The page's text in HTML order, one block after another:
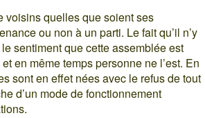
voisins quelles que soient ses
ou non à un parti. Le fait qu’il n’y
sentiment que cette assemblée est
en même temps personne ne l’est. En
sont en effet nées avec le refus de tout
d’un mode de fonctionnement